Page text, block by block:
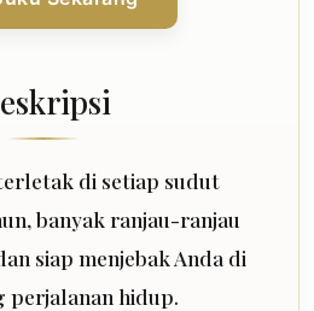
di setiap sudut
banyak ranjau-ranjau
siap menjebak Anda di
perjalanan hidup.